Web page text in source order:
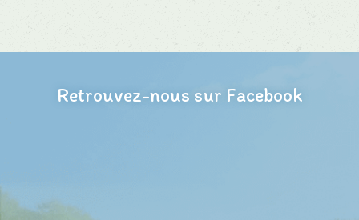
Retrouvez-nous sur Facebook